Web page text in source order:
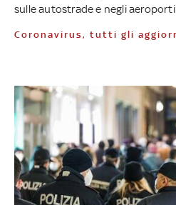
sulle autostrade e negli aeroporti
Coronavirus, tutti gli